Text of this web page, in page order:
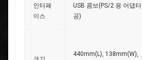
인터페
이스
USB 콤보(PS/2 용 어댑터
공)
440mm(L), 138mm(W),